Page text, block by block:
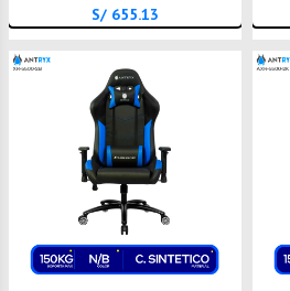
S/ 655.13